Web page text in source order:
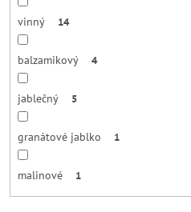
vinný 14
balzamikový 4
jablečný 5
granátové jablko 1
malinové 1